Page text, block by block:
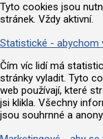
Tyto cookies jsou
stránek. Vždy aktivní.
Statistické - abychom
Čím víc lidí má
stránky vyladit. Tyto
web používají, které
jsi klikla. Všechny
jsou souhrnné a